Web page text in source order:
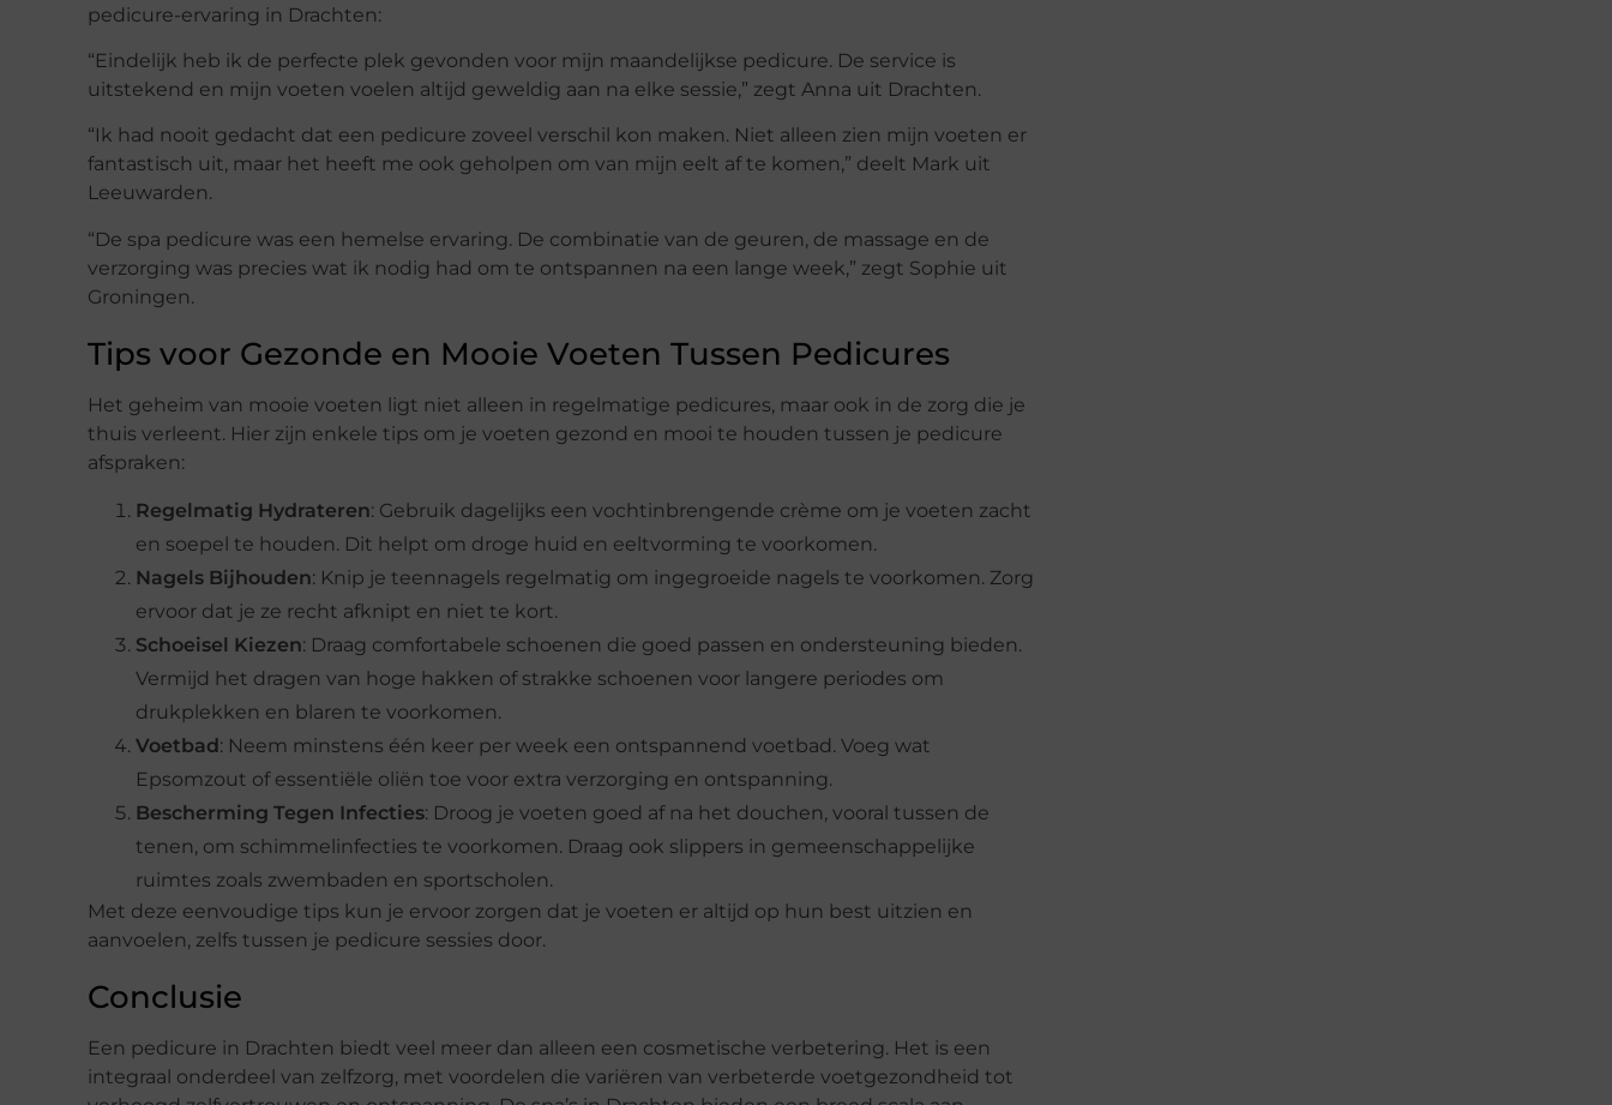
pedicure-ervaring in Drachten:
“Eindelijk heb ik de perfecte plek gevonden voor mijn maandelijkse pedicure. De service is
uitstekend en mijn voeten voelen altijd geweldig aan na elke sessie,” zegt Anna uit Drachten.
“Ik had nooit gedacht dat een pedicure zoveel verschil kon maken. Niet alleen zien mijn voeten er
fantastisch uit, maar het heeft me ook geholpen om van mijn eelt af te komen,” deelt Mark uit
Leeuwarden.
“De spa pedicure was een hemelse ervaring. De combinatie van de geuren, de massage en de
verzorging was precies wat ik nodig had om te ontspannen na een lange week,” zegt Sophie uit
Groningen.
Tips voor Gezonde en Mooie Voeten Tussen Pedicures
Het geheim van mooie voeten ligt niet alleen in regelmatige pedicures, maar ook in de zorg die je
thuis verleent. Hier zijn enkele tips om je voeten gezond en mooi te houden tussen je pedicure
afspraken:
Regelmatig Hydrateren: Gebruik dagelijks een vochtinbrengende crème om je voeten zacht
en soepel te houden. Dit helpt om droge huid en eeltvorming te voorkomen.
Nagels Bijhouden: Knip je teennagels regelmatig om ingegroeide nagels te voorkomen. Zorg
ervoor dat je ze recht afknipt en niet te kort.
Schoeisel Kiezen: Draag comfortabele schoenen die goed passen en ondersteuning bieden.
Vermijd het dragen van hoge hakken of strakke schoenen voor langere periodes om
drukplekken en blaren te voorkomen.
Voetbad : Neem minstens één keer per week een ontspannend voetbad. Voeg wat
Epsomzout of essentiële oliën toe voor extra verzorging en ontspanning.
Bescherming Tegen Infecties: Droog je voeten goed af na het douchen, vooral tussen de
tenen, om schimmelinfecties te voorkomen. Draag ook slippers in gemeenschappelijke
ruimtes zoals zwembaden en sportscholen.
Met deze eenvoudige tips kun je ervoor zorgen dat je voeten er altijd op hun best uitzien en
aanvoelen, zelfs tussen je pedicure sessies door.
Conclusie
Een pedicure in Drachten biedt veel meer dan alleen een cosmetische verbetering. Het is een
integraal onderdeel van zelfzorg, met voordelen die variëren van verbeterde voetgezondheid tot